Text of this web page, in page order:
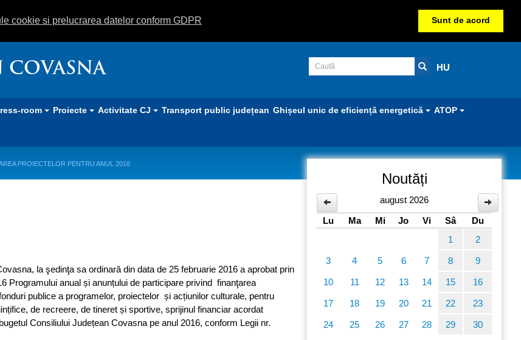
cookie si prelucrarea datelor conform GDPR Sunt de acord
COVASNA HU
room Proiecte Activitate CJ Transport public județean Ghișeul unic de eficiență energetică ATOP
PROIECTELOR PENTRU ANUL 2016
la şedinţa sa ordinară din data de 25 februarie 2016 a aprobat prin
Programului anual și anunțului de participare privind finanţarea
publice a programelor, proiectelor și acțiunilor culturale, pentru
de recreere, de tineret și sportive, sprijinul financiar acordat
Consiliului Județean Covasna pe anul 2016, conform Legii nr.
Noutăți
august 2026
Lu
Ma Mi Jo Vi Sâ
Du
1
2
3 4 5 6 7 8 9
10 11 12 13 14 15 16
17 18 19 20 21 22 23
24 25 26 27 28 29 30